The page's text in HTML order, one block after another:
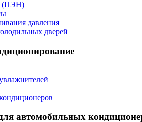
(ПЭН)
давления
дверей
автомобильных